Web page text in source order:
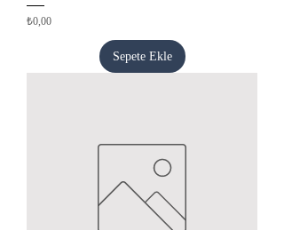
Fiyat
₺0,00
Sepete Ekle